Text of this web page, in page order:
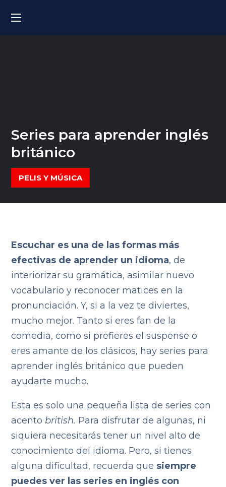
Series para aprender inglés
británico
PELIS Y MÚSICA
Escuchar es una de las formas más
efectivas de aprender un idioma, de
interiorizar su gramática, asimilar nuevo
vocabulario y reconocer matices en la
pronunciación. Y, si a la vez te diviertes,
mucho mejor. Tanto si eres fan de la
comedia, como si prefieres el suspense o
eres amante de los clásicos, hay series para
aprender inglés británico que pueden
ayudarte mucho.
Esta es solo una pequeña lista de series con
acento british. Para disfrutar de algunas, ni
siquiera necesitarás tener un nivel alto de
conocimiento del idioma. Pero, si tienes
alguna dificultad, recuerda que siempre
puedes ver las series en inglés con